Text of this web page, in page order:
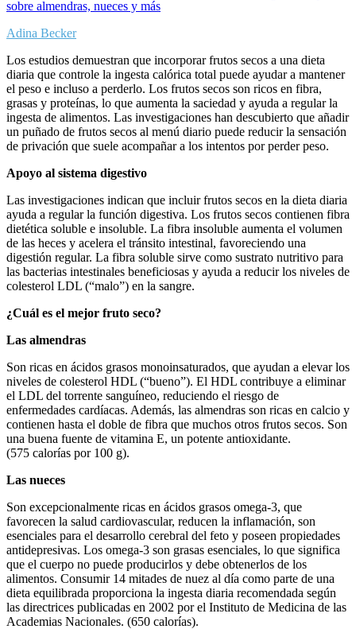
Adina Becker
Los estudios demuestran que incorporar frutos secos a una dieta
diaria que controle la ingesta calórica total puede ayudar a mantener
el peso e incluso a perderlo. Los frutos secos son ricos en fibra,
grasas y proteínas, lo que aumenta la saciedad y ayuda a regular la
ingesta de alimentos. Las investigaciones han descubierto que añadir
un puñado de frutos secos al menú diario puede reducir la sensación
de privación que suele acompañar a los intentos por perder peso.
Apoyo al sistema digestivo
Las investigaciones indican que incluir frutos secos en la dieta diaria
ayuda a regular la función digestiva. Los frutos secos contienen fibra
dietética soluble e insoluble. La fibra insoluble aumenta el volumen
de las heces y acelera el tránsito intestinal, favoreciendo una
digestión regular. La fibra soluble sirve como sustrato nutritivo para
las bacterias intestinales beneficiosas y ayuda a reducir los niveles de
colesterol LDL (“malo”) en la sangre.
¿Cuál es el mejor fruto seco?
Las almendras
Son ricas en ácidos grasos monoinsaturados, que ayudan a elevar los
niveles de colesterol HDL (“bueno”). El HDL contribuye a eliminar
el LDL del torrente sanguíneo, reduciendo el riesgo de
enfermedades cardíacas. Además, las almendras son ricas en calcio y
contienen hasta el doble de fibra que muchos otros frutos secos. Son
una buena fuente de vitamina E, un potente antioxidante.
(575 calorías por 100 g).
Las nueces
Son excepcionalmente ricas en ácidos grasos omega-3, que
favorecen la salud cardiovascular, reducen la inflamación, son
esenciales para el desarrollo cerebral del feto y poseen propiedades
antidepresivas. Los omega-3 son grasas esenciales, lo que significa
que el cuerpo no puede producirlos y debe obtenerlos de los
alimentos. Consumir 14 mitades de nuez al día como parte de una
dieta equilibrada proporciona la ingesta diaria recomendada según
las directrices publicadas en 2002 por el Instituto de Medicina de las
Academias Nacionales. (650 calorías).